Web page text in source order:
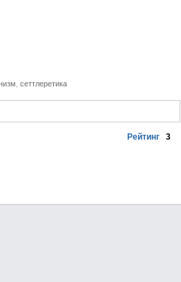
сеттлеретика
Рейтинг 3